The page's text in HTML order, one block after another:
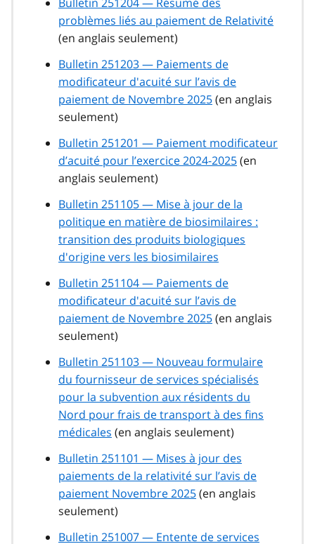
problèmes liés au paiement de Relativité
(en anglais seulement)
Bulletin 251203 — Paiements de
modificateur d'acuité sur l’avis de
paiement de Novembre 2025(en anglais
seulement)
Bulletin 251201 — Paiement modificateur
d’acuité pour l’exercice 2024-2025(en
anglais seulement)
Bulletin 251105 — Mise à jour de la
politique en matière de biosimilaires :
transition des produits biologiques
d'origine vers les biosimilaires
Bulletin 251104 — Paiements de
modificateur d'acuité sur l’avis de
paiement de Novembre 2025(en anglais
seulement)
Bulletin 251103 — Nouveau formulaire
du fournisseur de services spécialisés
pour la subvention aux résidents du
Nord pour frais de transport à des fins
médicales (en anglais seulement)
Bulletin 251101 — Mises à jour des
paiements de la relativité sur l’avis de
paiement Novembre 2025(en anglais
seulement)
Bulletin 251007 — Entente de services